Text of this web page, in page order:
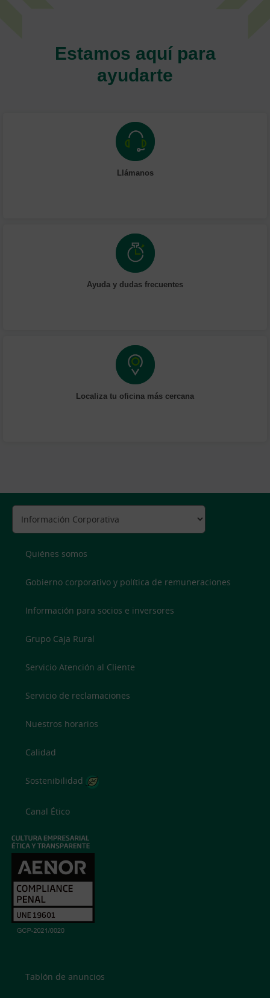
Estamos aquí para
ayudarte
Llámanos
Ayuda y dudas frecuentes
Localiza tu oficina más cercana
Quiénes somos
Gobierno corporativo y política de remuneraciones
Información para socios e inversores
Grupo Caja Rural
Servicio Atención al Cliente
Servicio de reclamaciones
Nuestros horarios
Calidad
Sostenibilidad
Canal Ético
Tablón de anuncios